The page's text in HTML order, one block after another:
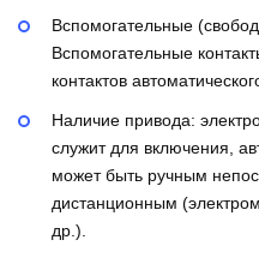
Вспомогательные
Вспомогательные
контактов
Наличие привода:
служит для включения,
может быть ручным
дистанционным
др.).